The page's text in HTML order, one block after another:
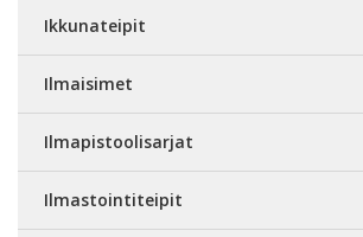
Ikkunateipit
Ilmaisimet
Ilmapistoolisarjat
Ilmastointiteipit